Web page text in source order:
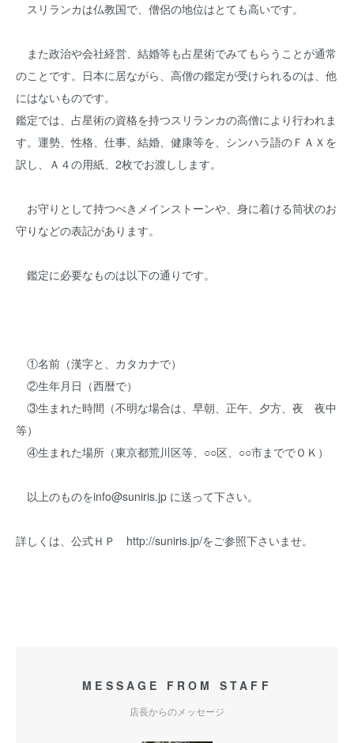
スリランカは仏教国で、僧侶の地位はとても高いです。
また政治や会社経営、結婚等も占星術でみてもらうことが通常
のことです。日本に居ながら、高僧の鑑定が受けられるのは、他
にはないものです。
鑑定では、占星術の資格を持つスリランカの高僧により行われま
す。運勢、性格、仕事、結婚、健康等を、シンハラ語のＦＡＸを
訳し、Ａ４の用紙、2枚でお渡しします。
お守りとして持つべきメインストーンや、身に着ける筒状のお
守りなどの表記があります。
鑑定に必要なものは以下の通りです。
①名前（漢字と、カタカナで）
②生年月日（西暦で）
③生まれた時間（不明な場合は、早朝、正午、夕方、夜 夜中
等）
④生まれた場所（東京都荒川区等、○○区、○○市まででＯＫ）
以上のものをinfo@suniris.jp に送って下さい。
詳しくは、公式ＨＰ http://suniris.jp/をご参照下さいませ。
MESSAGE FROM STAFF
店長からのメッセージ